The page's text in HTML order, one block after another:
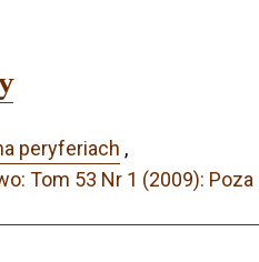
peryferiach ,
Tom 53 Nr 1 (2009): Poza